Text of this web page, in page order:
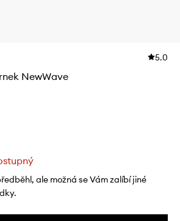
5.0
NewWave
ale možná se Vám zalíbí jiné